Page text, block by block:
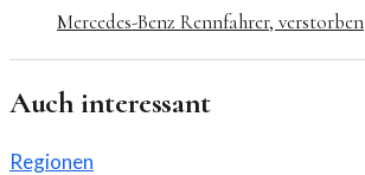
Mercedes-Benz Rennfahrer, verstorben
Auch interessant
Regionen